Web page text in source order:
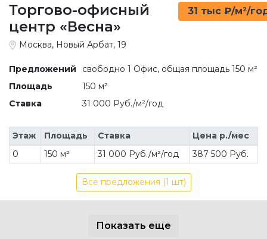
Торгово-офисный
центр «Весна»
31 тыс ₽/м²/
Москва, Новый Арбат, 19
Предложений
свободно 1 Офис, общая площадь 150 м²
Площадь
150 м²
Ставка
31 000 Руб./м²/год
Этаж Площадь Ставка
Цена р./мес
0
150 м² 31 000 Руб./м²/год 387 500 Руб.
Все предложения (1 шт)
Показать еще